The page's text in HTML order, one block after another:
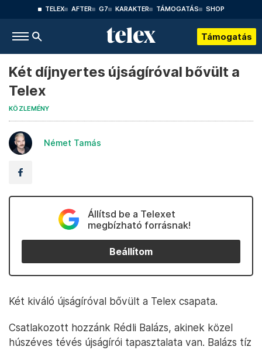
TELEX AFTER G7 KARAKTER TÁMOGATÁS SHOP
Támogatás
Két díjnyertes újságíróval bővült a
Telex
KÖZLEMÉNY
Német Tamás
Állítsd be a Telexet
megbízható forrásnak!
Beállítom
Két kiváló újságíróval bővült a Telex csapata.
Csatlakozott hozzánk Rédli Balázs, akinek közel
húszéves tévés újságírói tapasztalata van. Balázs tíz